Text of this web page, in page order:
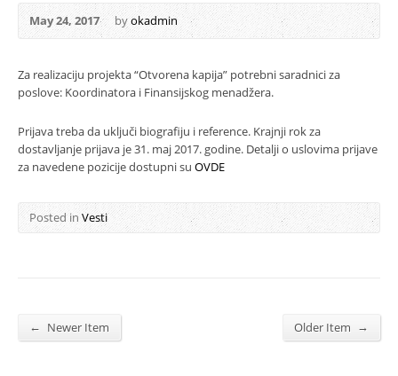
May 24, 2017 byokadmin
Za realizaciju projekta “Otvorena kapija” potrebni saradnici za
poslove: Koordinatora i Finansijskog menadžera.
Prijava treba da uključi biografiju i reference. Krajnji rok za
dostavljanje prijava je 31. maj 2017. godine. Detalji o uslovima prijave
za navedene pozicije dostupni su OVDE
Posted in Vesti
← Newer Item Older Item →